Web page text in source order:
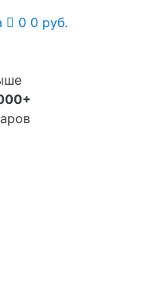
0 0 руб.